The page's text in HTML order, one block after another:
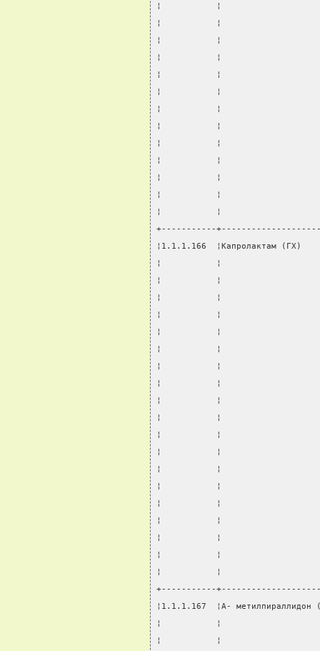
¦           ¦
¦           ¦
¦           ¦
¦           ¦
¦           ¦
¦           ¦
¦           ¦
¦           ¦
¦           ¦
¦           ¦
¦           ¦
¦           ¦
¦           ¦
+-----------
¦1.1.1.166  ¦Капролактам
¦           ¦
¦           ¦
¦           ¦                           ¦
¦           ¦
¦           ¦
¦           ¦
¦           ¦
¦           ¦
¦           ¦
¦           ¦
¦           ¦
¦           ¦
¦           ¦
¦           ¦
¦           ¦
¦           ¦
¦           ¦
¦           ¦
¦           ¦
+-----------
¦1.1.1.167  ¦А-
¦           ¦
¦           ¦